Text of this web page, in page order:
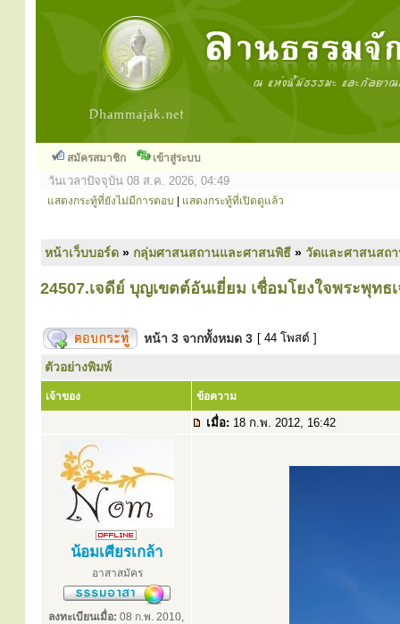
สมัครสมาชิก เข้าสู่ระบบ
วันเวลาปัจจุบัน 08 ส.ค. 2026, 04:49
แสดงกระทู้ที่ยังไม่มีการตอบ แสดงกระทู้ที่เปิดดูแล้ว
หน้าเว็บบอร์ด » กลุ่มศาสนสถานและศาสนพิธี » วัดและศาสนสถ
24507.เจดีย์ บุญเขตต์อันเยี่ยม เชื่อมโยงใจพระพุทธ
หน้า 3 จากทั้งหมด 3 [ 44 โพสต์ ]
ตัวอย่างพิมพ์
เจ้าของ ข้อความ
เมื่อ: 18 ก.พ. 2012, 16:42
น้อมเศียรเกล้า
อาสาสมัคร
ลงทะเบียนเมื่อ: 08 ก.พ. 2010,